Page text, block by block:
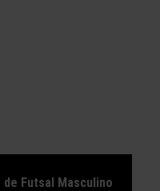
Futsal Masculino